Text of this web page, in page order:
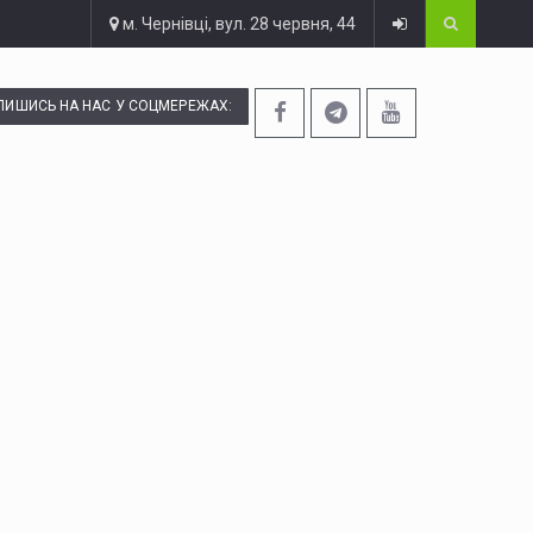
м. Чернівці, вул. 28 червня, 44
НА НАС У СОЦМЕРЕЖАХ: